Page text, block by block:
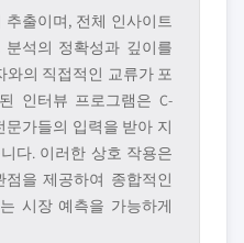
출이며, 전체 인사이트
석의 정확성과 깊이를
와의 직접적인 교류가 포
인터뷰 프로그램은 C-
가들의 입력을 받아 지
다. 이러한 상호 작용은
을 제공하여 종합적인
시장 예측을 가능하게